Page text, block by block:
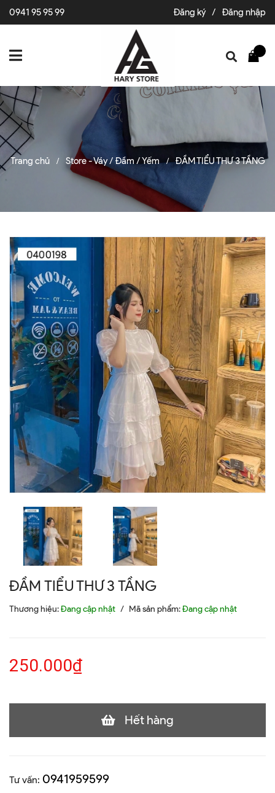
0941 95 95 99 Đăng ký / Đăng nhập
Trang chủ / Store - Váy / Đầm / Yếm / ĐẦM TIỂU THƯ 3 TẦNG
ĐẦM TIỂU THƯ 3 TẦNG
Thương hiệu:Đang cập nhật / Mã sản phẩm:Đang cập nhật
250.000₫
Hết hàng
Tư vấn: 0941959599